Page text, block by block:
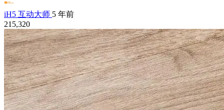
iH5 互动大师 5 年前
215,320